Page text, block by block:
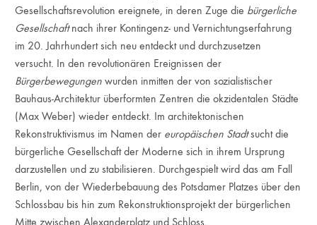
Gesellschaftsrevolution ereignete, in deren Zuge die bürgerliche
Gesellschaftnach ihrer Kontingenz- und Vernichtungserfahrung
im 20. Jahrhundert sich neu entdeckt und durchzusetzen
versucht. In den revolutionären Ereignissen der
Bürgerbewegungen wurden inmitten der von sozialistischer
Bauhaus-Architektur überformten Zentren die okzidentalen Städte
(Max Weber) wieder entdeckt. Im architektonischen
Rekonstruktivismus im Namen der europäischen Stadtsucht die
bürgerliche Gesellschaft der Moderne sich in ihrem Ursprung
darzustellen und zu stabilisieren. Durchgespielt wird das am Fall
Berlin, von der Wiederbebauung des Potsdamer Platzes über den
Schlossbau bis hin zum Rekonstruktionsprojekt der bürgerlichen
Mitte zwischen Alexanderplatz und Schloss.